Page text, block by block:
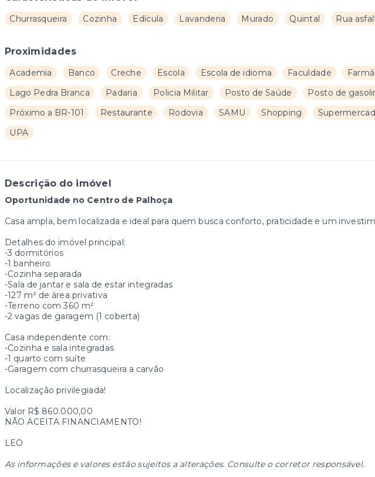
Churrasqueira Cozinha Edícula Lavanderia Murado Quintal Rua
Proximidades
Academia Banco Creche Escola Escola de idioma Faculdade
Lago Pedra Branca
Padaria Policia Militar Posto de Saúde Posto de
Próximo a BR-101
Restaurante Rodovia SAMU Shopping
UPA
Descrição do imóvel
Oportunidade no Centro de Palhoça
Casa ampla, bem localizada e ideal para quem busca conforto, praticidade e um
Detalhes do imóvel principal:
-3 dormitórios
-1 banheiro
-Cozinha separada
-Sala de jantar e sala de estar integradas
-127 m² de área privativa
-Terreno com 360 m²
-2 vagas de garagem (1 coberta)
Casa independente com:
-Cozinha e sala integradas
-1 quarto com suíte
-Garagem com churrasqueira a carvão
Localização privilegiada!
Valor R$ 860.000,00
NÃO ACEITA FINANCIAMENTO!
LEO
As informações e valores estão sujeitos a alterações. Consulte o corretor responsável.